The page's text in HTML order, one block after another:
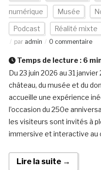
numérique Musée
Podcast Réalité mixte
par admin 0 commentaire
Temps de lecture : 6
Du 23 juin 2026 au 31
château, du musée et du
accueille une expérience
l’occasion du 250e
les visiteurs sont invités à
immersive et interactive
Lire la suite →